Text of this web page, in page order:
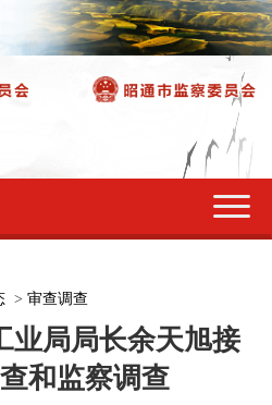
切
> 审查调查
业局局长余天旭接
和监察调查